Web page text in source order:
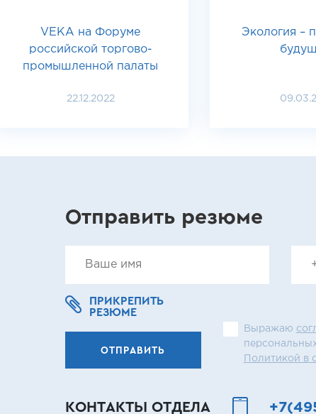
VEKA на Форуме
российской торгово-
промышленной палаты
22.12.2022
Экология –
Отправить резюме
ПРИКРЕПИТЬ
РЕЗЮМЕ
ОТПРАВИТЬ
Выражаю
Политикой в
КОНТАКТЫ ОТДЕЛА